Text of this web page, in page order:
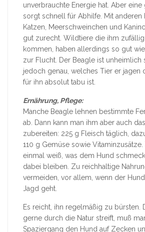
unverbrauchte Energie hat. Aber eine
sorgt schnell für Abhilfe. Mit anderen
Katzen, Meerschweinchen und
gut zurecht. Wildtiere die ihm
kommen, haben allerdings so gut
zur Flucht. Der Beagle ist unheimlich
jedoch genau, welches Tier er jagen
für ihn absolut tabu ist.
Ernährung, Pflege:
Manche Beagle lehnen bestimmte
ab. Dann kann man ihm aber auch
zubereiten: 225 g Fleisch täglich,
110 g Gemüse sowie Vitaminzusätze.
einmal weiß, was dem Hund
dabei bleiben. Zu reichhaltige
vermeiden, vor allem, wenn der
Jagd geht.
Es reicht, ihn regelmäßig zu bürsten.
gerne durch die Natur streift, muß
Spaziergang den Hund auf Zecken